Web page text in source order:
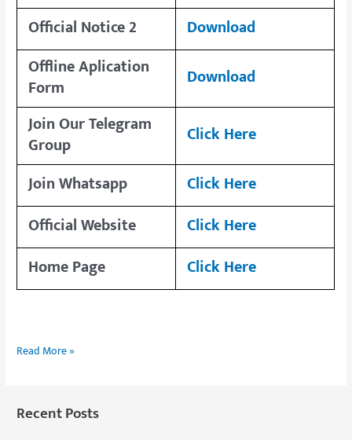
Official Notice 2
Download
Offline Aplication
Form
Download
Join Our Telegram
Group
Click Here
Join Whatsapp
Click Here
Official Website
Click Here
Home Page
Click Here
Read More »
Recent Posts